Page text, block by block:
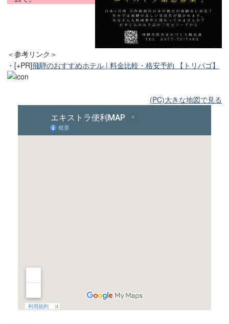
＜参考リンク＞
・[+PR]飛騨のおすすめホテル | 料金比較・格安予約 【トリバゴ】
(PC)大きな地図で見る